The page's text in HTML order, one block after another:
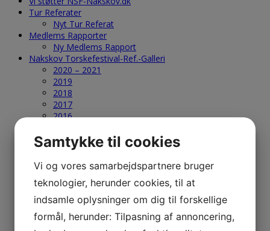
Tur Referater
Nyt Tur Referat
Medlems Rapporter
Ny Medlems Rapport
Nakskov Torskefestival-Ref.-Galleri
2020 – 2021
2019
2018
2017
2016
2014
2013
2012
2011
2010
2009
2008
2007
Samtykke til cookies
Vi og vores samarbejdspartnere bruger
teknologier, herunder cookies, til at
indsamle oplysninger om dig til forskellige
formål, herunder: Tilpasning af annoncering,